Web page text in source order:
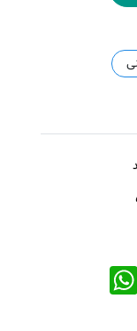
WhatsApp